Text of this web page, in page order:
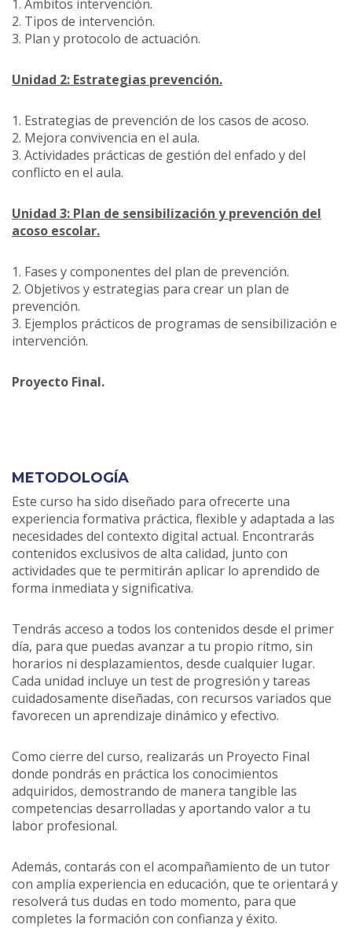
1. Ámbitos intervención.
2. Tipos de intervención.
3. Plan y protocolo de actuación.
Unidad 2: Estrategias prevención.
1. Estrategias de prevención de los casos de acoso.
2. Mejora convivencia en el aula.
3. Actividades prácticas de gestión del enfado y del
conflicto en el aula.
Unidad 3: Plan de sensibilización y prevención del
acoso escolar.
1. Fases y componentes del plan de prevención.
2. Objetivos y estrategias para crear un plan de
prevención.
3. Ejemplos prácticos de programas de sensibilización e
intervención.
Proyecto Final.
METODOLOGÍA
Este curso ha sido diseñado para ofrecerte una
experiencia formativa práctica, flexible y adaptada a las
necesidades del contexto digital actual. Encontrarás
contenidos exclusivos de alta calidad, junto con
actividades que te permitirán aplicar lo aprendido de
forma inmediata y significativa.
Tendrás acceso a todos los contenidos desde el primer
día, para que puedas avanzar a tu propio ritmo, sin
horarios ni desplazamientos, desde cualquier lugar.
Cada unidad incluye un test de progresión y tareas
cuidadosamente diseñadas, con recursos variados que
favorecen un aprendizaje dinámico y efectivo.
Como cierre del curso, realizarás un Proyecto Final
donde pondrás en práctica los conocimientos
adquiridos, demostrando de manera tangible las
competencias desarrolladas y aportando valor a tu
labor profesional.
Además, contarás con el acompañamiento de un tutor
con amplia experiencia en educación, que te orientará y
resolverá tus dudas en todo momento, para que
completes la formación con confianza y éxito.